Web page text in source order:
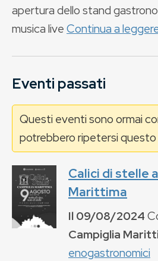
apertura dello stand
musica liveContinua a
Eventi passati
Questi eventi sono ormai
potrebbero ripetersi questo
Calici di stelle
Marittima
Il09/08/2024
Campiglia
enogastronomici